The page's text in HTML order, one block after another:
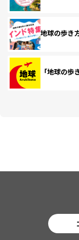
地球の歩き
「地球の